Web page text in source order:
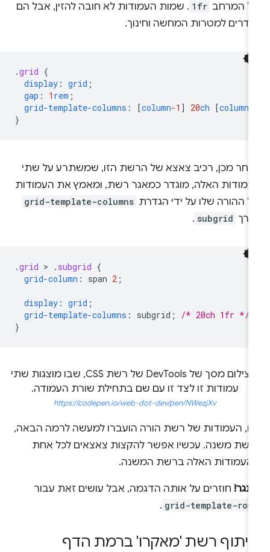
המרחב 1fr . שמות העמודות לא חובה להזין, אבל הם
למטרות המחשה וחינוך.
.grid
display: grid
gap : 1 rem
grid-template-columns: [column -1] 20 ch [column
מכן, רכיב צאצא של הרשת הזו, שמשתרע על שתי
האלה, מוגדר כמאגר רשת, ומאמץ את העמודות
ההורה שלו על ידי הגדרת grid-template-columns
subgrid
.
.grid > .subgrid
grid-column: span
display: grid
grid-template-columns: subgrid; /* 20ch 1fr */
https://codepen.io/web-dot-dev/pen/NWezjXv
העמודות של רשת הורה הועברו למעשה לרמה הבאה,
משנה. עכשיו אפשר להקצות צאצאים לכל אחת
האלה ברשת המשנה.
חוזרים על אותה הדגמה, אבל עושים זאת עבור
grid-template-
.
רשת 'מאקרו' ברמת הדף